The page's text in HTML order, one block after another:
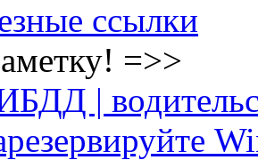
ссылки
=>>
|